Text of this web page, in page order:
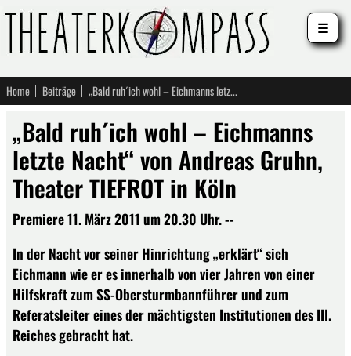
Home Beiträge „Bald ruh´ich wohl – Eichmanns letzte Nacht“ von Andreas Gruhn, Theater TIEFROT in Köln
„Bald ruh´ich wohl – Eichmanns
letzte Nacht“ von Andreas Gruhn,
Theater TIEFROT in Köln
Premiere 11. März 2011 um 20.30 Uhr. --
In der Nacht vor seiner Hinrichtung „erklärt“ sich
Eichmann wie er es innerhalb von vier Jahren von einer
Hilfskraft zum SS-Obersturmbannführer und zum
Referatsleiter eines der mächtigsten Institutionen des III.
Reiches gebracht hat.
☰